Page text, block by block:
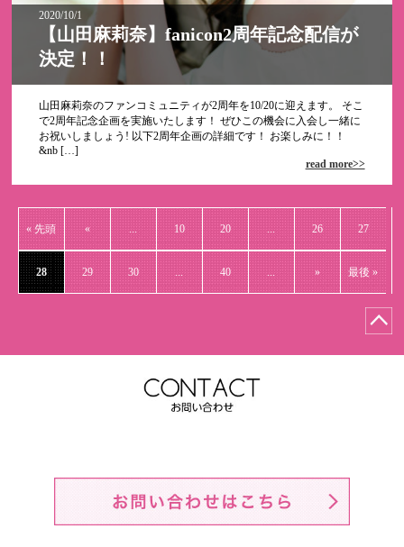
2020/10/1
【山田麻莉奈】fanicon2周年記念配信が
決定！！
山田麻莉奈のファンコミュニティが2周年を10/20に迎えます。 そこ
で2周年記念企画を実施いたします！ ぜひこの機会に入会し一緒に
お祝いしましょう! 以下2周年企画の詳細です！ お楽しみに！！
&nb […]
read more>>
« 先頭 « ... 10 20 ... 26 27
28 29 30 ... 40 ... » 最後 »